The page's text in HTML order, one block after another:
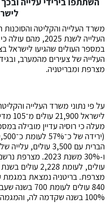
משרד העלייה והקליטה והסוכנות
העלייה לשנת 2025,
במספר העולים שהגיעו
העלייה של צעירים מהמערב,
מצרפת ומבריטניה.
על פי נתוני משרד העלייה
לישראל
מצרפת. בריטניה נמצאת במגמת
100% בשנה שקדמה לה, והמגמה צפויה להימשך.